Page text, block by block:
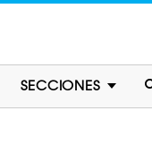
SECCIONES